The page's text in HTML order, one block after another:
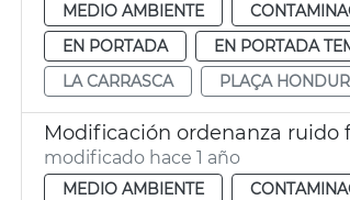
MEDIO AMBIENTE
EN PORTADA
EN PORTADA
LA CARRASCA
PLAÇA
Modificación ordenanza ruido
modificado hace 1 año
MEDIO AMBIENTE